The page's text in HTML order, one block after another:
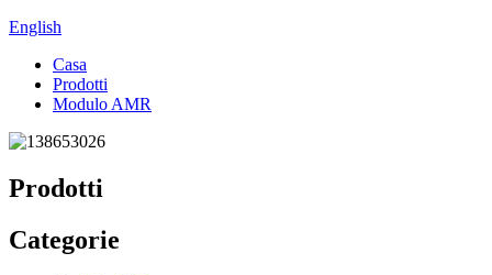
English
Casa
Prodotti
Modulo AMR
Prodotti
Categorie